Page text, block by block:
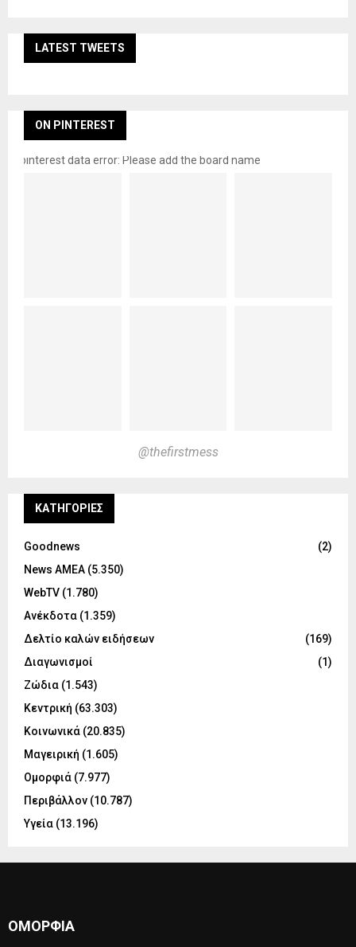
LATEST TWEETS
ON PINTEREST
pinterest data error: Please add the board name
@thefirstmess
KΑΤΗΓΟΡΊΕΣ
Goodnews
(2)
News ΑΜΕΑ (5.350)
WebTV (1.780)
Ανέκδοτα (1.359)
Δελτίο καλών ειδήσεων
(169)
Διαγωνισμοί
(1)
Ζώδια (1.543)
Κεντρική (63.303)
Κοινωνικά (20.835)
Μαγειρική (1.605)
Ομορφιά (7.977)
Περιβάλλον (10.787)
Υγεία (13.196)
ΟΜΟΡΦΙΆ